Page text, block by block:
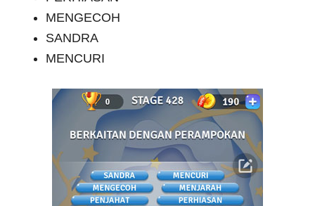
MENGECOH
SANDRA
MENCURI